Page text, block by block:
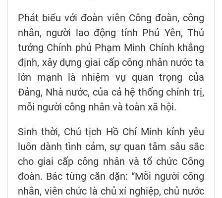
Phát biểu với đoàn viên Công đoàn, công
nhân, người lao động tỉnh Phú Yên, Thủ
tướng Chính phủ Phạm Minh Chính khẳng
định, xây dựng giai cấp công nhân nước ta
lớn mạnh là nhiệm vụ quan trọng của
Đảng, Nhà nước, của cả hệ thống chính trị,
mỗi người công nhân và toàn xã hội.
Sinh thời, Chủ tịch Hồ Chí Minh kính yêu
luôn dành tình cảm, sự quan tâm sâu sắc
cho giai cấp công nhân và tổ chức Công
đoàn. Bác từng căn dặn: “Mỗi người công
nhân, viên chức là chủ xí nghiệp, chủ nước